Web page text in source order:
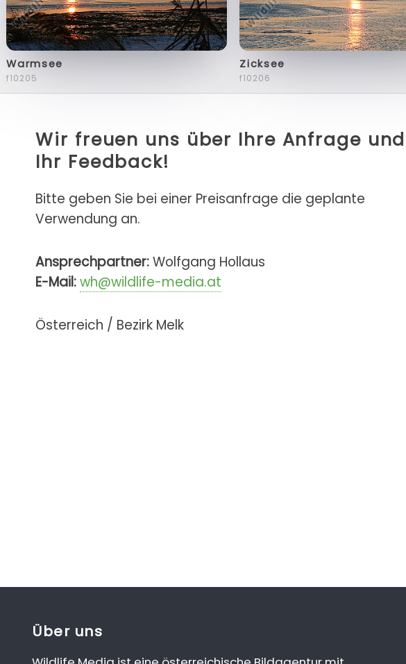
Warmsee
f10205
Zicksee
f10206
Wir freuen uns über Ihre Anfrage und
Ihr Feedback!
Bitte geben Sie bei einer Preisanfrage die geplante
Verwendung an.
Ansprechpartner:Wolfgang Hollaus
E-Mail:wh@wildlife-media.at
Österreich / Bezirk Melk
Über uns